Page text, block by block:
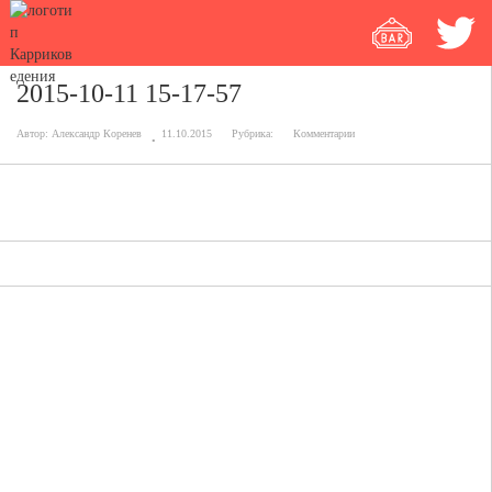
2015-10-11 15-17-57
Автор: Александр Коренев 11.10.2015 Рубрика: Комментарии